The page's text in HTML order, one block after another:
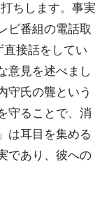
ちします。事実
ビ番組の電話取
接話をしてい
意見を述べまし
守氏の聾という
守ることで、消
は耳目を集める
であり、彼への